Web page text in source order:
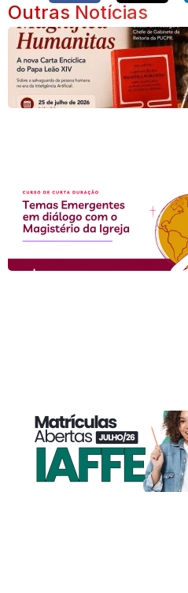
Outras Notícias